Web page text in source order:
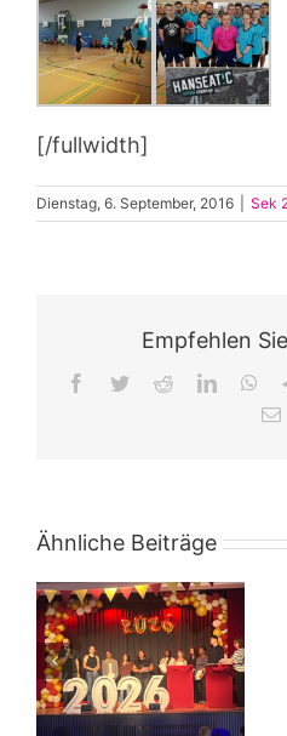
[/fullwidth]
Dienstag, 6. September, 2016 Sek
Empfehlen
Facebook
TwitterRedditLinkedIn
E-
Ähnliche Beiträge